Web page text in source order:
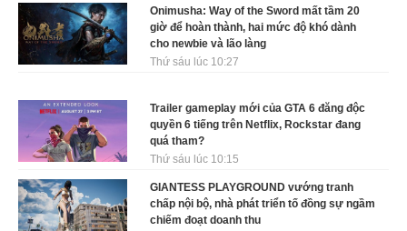
Onimusha: Way of the Sword mất tầm 20
giờ để hoàn thành, hai mức độ khó dành
cho newbie và lão làng
Thứ sáu lúc 10:27
Trailer gameplay mới của GTA 6 đăng độc
quyền 6 tiếng trên Netflix, Rockstar đang
quá tham?
Thứ sáu lúc 10:15
GIANTESS PLAYGROUND vướng tranh
chấp nội bộ, nhà phát triển tố đồng sự ngầm
chiếm đoạt doanh thu